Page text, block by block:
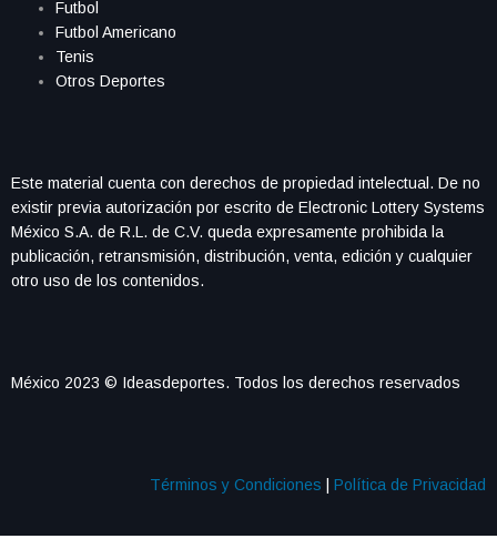
Futbol
Futbol Americano
Tenis
Otros Deportes
Este material cuenta con derechos de propiedad intelectual. De no
existir previa autorización por escrito de Electronic Lottery Systems
México S.A. de R.L. de C.V. queda expresamente prohibida la
publicación, retransmisión, distribución, venta, edición y cualquier
otro uso de los contenidos.
México 2023 © Ideasdeportes. Todos los derechos reservados
Términos y Condiciones | Política de Privacidad